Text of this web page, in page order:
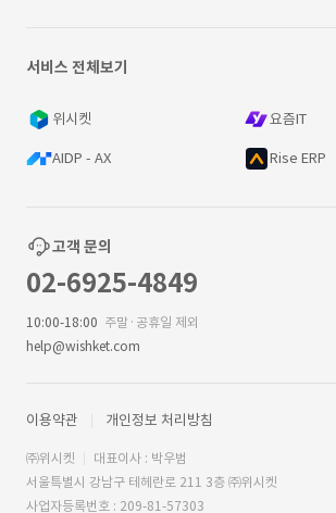
서비스 전체보기
위시켓 요즘IT
AIDP - AX Rise ERP
고객 문의
02-6925-4849
10:00-18:00 주말·공휴일 제외
help@wishket.com
이용약관 개인정보 처리방침
㈜위시켓
대표이사 : 박우범
서울특별시 강남구 테헤란로 211 3층 ㈜위시켓
사업자등록번호 : 209-81-57303